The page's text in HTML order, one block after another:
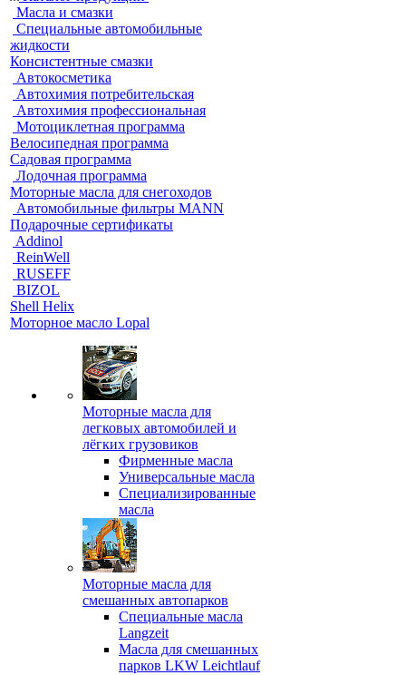
Масла и смазки
Специальные автомобильные
жидкости
Консистентные смазки
Автокосметика
Автохимия потребительская
Автохимия профессиональная
Мотоциклетная программа
Велосипедная программа
Садовая программа
Лодочная программа
Моторные масла для снегоходов
Автомобильные фильтры MANN
Подарочные сертификаты
Addinol
ReinWell
RUSEFF
BIZOL
Shell Helix
Моторное масло Lopal
Моторные масла для
легковых автомобилей и
лёгких грузовиков
Фирменные масла
Универсальные масла
Специализированные
масла
Моторные масла для
смешанных автопарков
Специальные масла
Langzeit
Масла для смешанных
парков LKW Leichtlauf